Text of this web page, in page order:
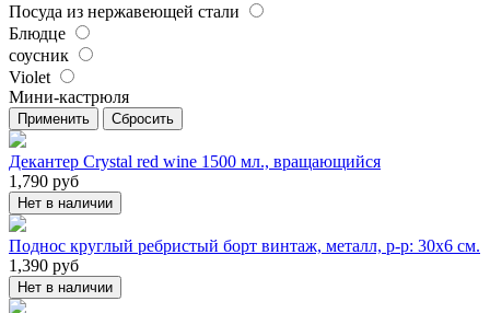
Посуда из нержавеющей стали
Блюдце
соусник
Violet
Мини-кастрюля
Применить Сбросить
Декантер Crystal red wine 1500 мл., вращающийся
1,790 руб
Нет в наличии
Поднос круглый ребристый борт винтаж, металл, р-р: 30х6 см.
1,390 руб
Нет в наличии